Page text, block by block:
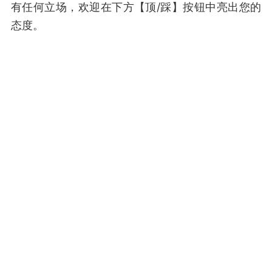
有任何立场，欢迎在下方【顶/踩】按钮中亮出您的
态度。